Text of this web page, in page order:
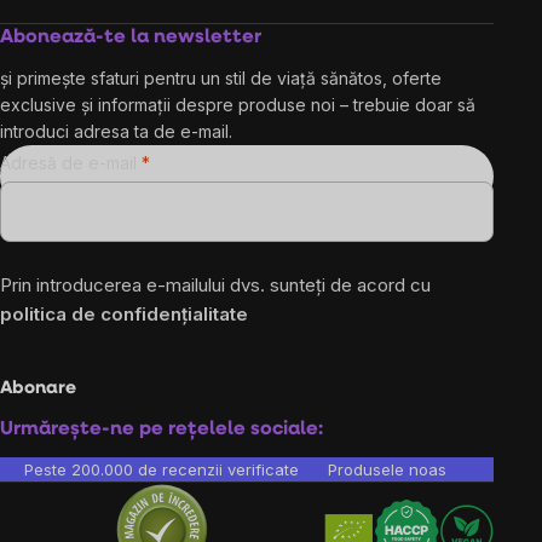
Abonează-te la newsletter
și primește sfaturi pentru un stil de viață sănătos, oferte
exclusive și informații despre produse noi – trebuie doar să
introduci adresa ta de e-mail.
Adresă de e-mail
Prin introducerea e-mailului dvs. sunteți de acord cu
politica de confidențialitate
Abonare
Urmărește-ne pe rețelele sociale:
Peste 200.000 de recenzii verificate Produsele noastre sunt